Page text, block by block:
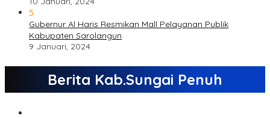
5
Gubernur Al Haris Resmikan Mall Pelayanan Publik
Kabupaten Sarolangun
9 Januari, 2024
Berita Kab.Sungai Penuh